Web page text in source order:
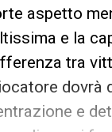
aspetto
e la
tra
dovrà
e